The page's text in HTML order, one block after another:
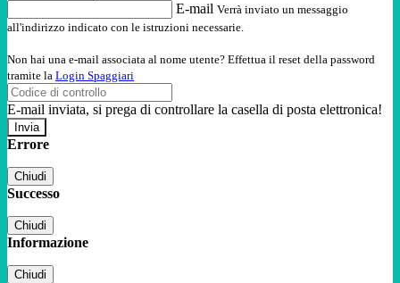
E-mail Verrà inviato un messaggio
all'indirizzo indicato con le istruzioni necessarie.
Non hai una e-mail associata al nome utente? Effettua il reset della password
tramite la Login Spaggiari
E-mail inviata, si prega di controllare la casella di posta elettronica!
Errore
Chiudi
Successo
Chiudi
Informazione
Chiudi